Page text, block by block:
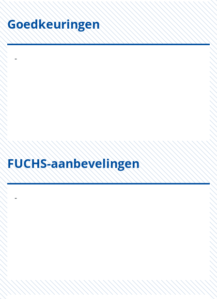
Goedkeuringen
-
FUCHS-aanbevelingen
-